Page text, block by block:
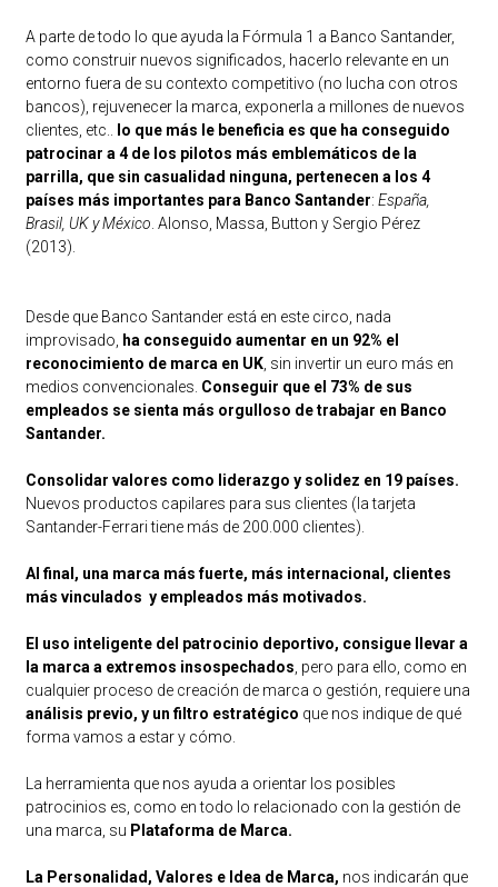
A parte de todo lo que ayuda la Fórmula 1 a Banco Santander,
como construir nuevos significados, hacerlo relevante en un
entorno fuera de su contexto competitivo (no lucha con otros
bancos), rejuvenecer la marca, exponerla a millones de nuevos
clientes, etc..
lo que más le beneficia es que ha conseguido
patrocinar a 4 de los pilotos más emblemáticos de la
parrilla, que sin casualidad ninguna, pertenecen a los 4
países más importantes para Banco Santander: España,
Brasil, UK y México . Alonso, Massa, Button y Sergio Pérez
(2013).
Desde que Banco Santander está en este circo, nada
improvisado, ha conseguido aumentar en un 92% el
reconocimiento de marca en UK, sin invertir un euro más en
medios convencionales. Conseguir que el 73% de sus
empleados se sienta más orgulloso de trabajar en Banco
Santander.
Consolidar valores como liderazgo y solidez en 19 países.
Nuevos productos capilares para sus clientes (la tarjeta
Santander-Ferrari tiene más de 200.000 clientes).
Al final, una marca más fuerte, más internacional, clientes
más vinculados y empleados más motivados.
El uso inteligente del patrocinio deportivo, consigue llevar a
la marca a extremos insospechados , pero para ello, como en
cualquier proceso de creación de marca o gestión, requiere una
análisis previo, y un filtro estratégico que nos indique de qué
forma vamos a estar y cómo.
La herramienta que nos ayuda a orientar los posibles
patrocinios es, como en todo lo relacionado con la gestión de
una marca, su Plataforma de Marca.
La Personalidad, Valores e Idea de Marca, nos indicarán que